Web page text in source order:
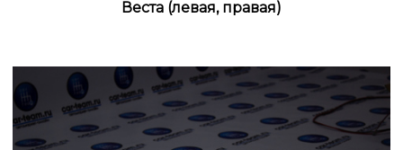
Веста (левая, правая)